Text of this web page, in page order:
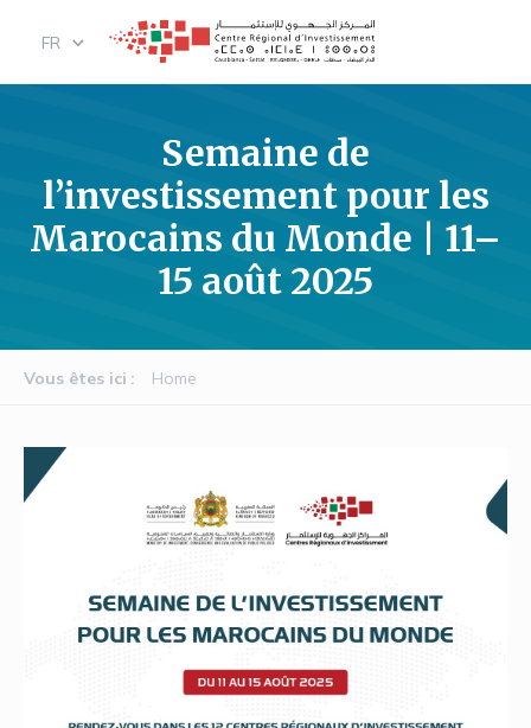
main
FR
Semaine de
l’investissement pour les
Marocains du Monde | 11–
15 août 2025
Vous êtes ici Home